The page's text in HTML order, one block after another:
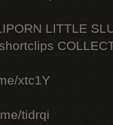
LITTLE
xtc1Y
tidrqi